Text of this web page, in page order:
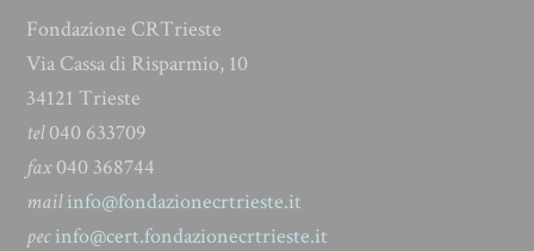
Fondazione CRTrieste
Via Cassa di Risparmio, 10
34121 Trieste
tel040 633709
fax040 368744
mailinfo@fondazionecrtrieste.it
pecinfo@cert.fondazionecrtrieste.it